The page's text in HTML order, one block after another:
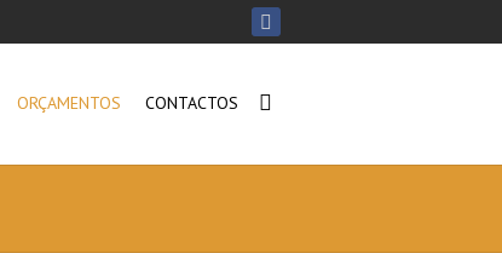
ORÇAMENTOS CONTACTOS